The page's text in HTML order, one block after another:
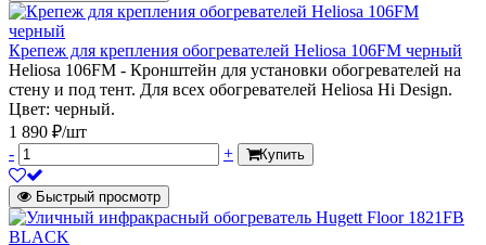
Крепеж для крепления обогревателей Heliosa 106FM черный
Heliosa 106FM - Кронштейн для установки обогревателей на
стену и под тент. Для всех обогревателей Heliosa Hi Design.
Цвет: черный.
1 890 ₽/шт
-
+ Купить
Быстрый просмотр